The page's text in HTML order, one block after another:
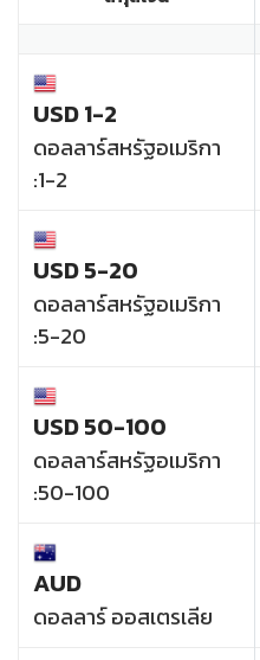
USD 1-2
ดอลลาร์สหรัฐอเมริกา
:1-2
USD 5-20
ดอลลาร์สหรัฐอเมริกา
:5-20
USD 50-100
ดอลลาร์สหรัฐอเมริกา
:50-100
AUD
ดอลลาร์ ออสเตรเลีย